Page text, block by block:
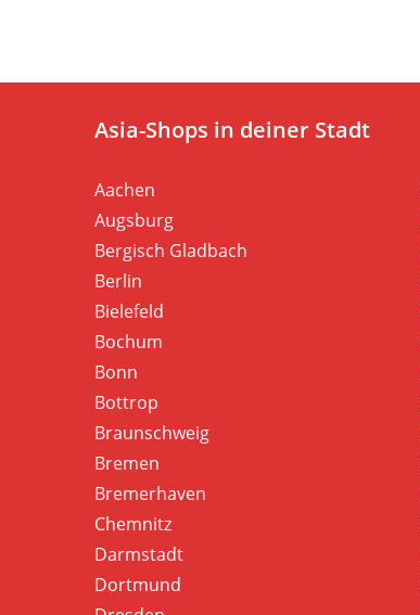
Asia-Shops in deiner Stadt
Aachen
Augsburg
Bergisch Gladbach
Berlin
Bielefeld
Bochum
Bonn
Bottrop
Braunschweig
Bremen
Bremerhaven
Chemnitz
Darmstadt
Dortmund